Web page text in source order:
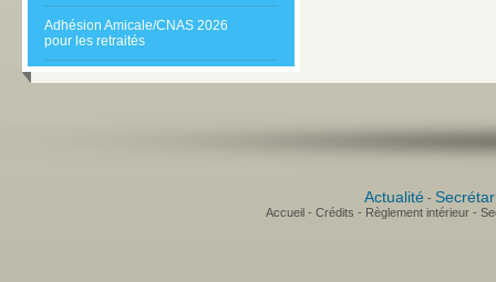
Adhésion Amicale/CNAS 2026
pour les retraités
Actualité -
Accueil- Crédits - Règlement intérieur-